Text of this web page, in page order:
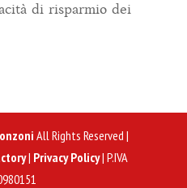
di risparmio dei
All Rights Reserved |
| Privacy Policy| P.IVA